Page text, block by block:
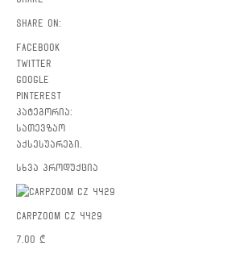
Share on:
facebook
twitter
google
pinterest
კატეგორია:
სათევზაო
აქსესუარები
სხვა პროდუქცია
CARPZOOM CZ 4429
7.00 ₾